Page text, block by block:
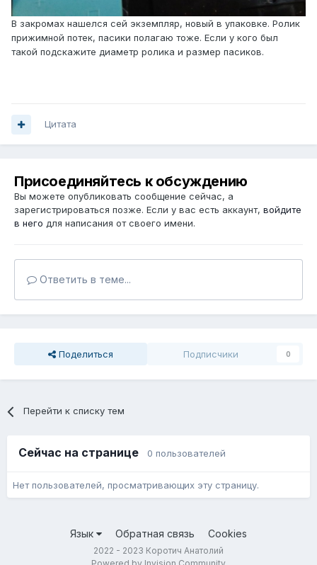
В закромах нашелся сей экземпляр, новый в упаковке. Ролик
прижимной потек, пасики полагаю тоже. Если у кого был
такой подскажите диаметр ролика и размер пасиков.
Цитата
Присоединяйтесь к обсуждению
Вы можете опубликовать сообщение сейчас, а
зарегистрироваться позже. Если у вас есть аккаунт, войдите
в него для написания от своего имени.
Ответить в теме...
Поделиться Подписчики 0
Перейти к списку тем
Сейчас на странице 0 пользователей
Нет пользователей, просматривающих эту страницу.
Язык Обратная связь Cookies
2022 - 2023 Коротич Анатолий